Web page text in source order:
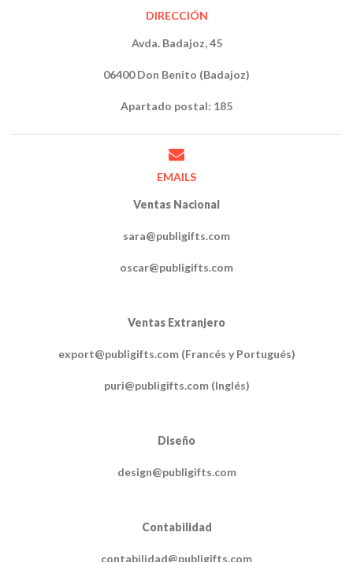
DIRECCIÓN
Avda. Badajoz, 45
06400 Don Benito (Badajoz)
Apartado postal: 185
EMAILS
Ventas Nacional
sara@publigifts.com
oscar@publigifts.com
Ventas Extranjero
export@publigifts.com (Francés y Portugués)
puri@publigifts.com (Inglés)
Diseño
design@publigifts.com
Contabilidad
contabilidad@publigifts.com